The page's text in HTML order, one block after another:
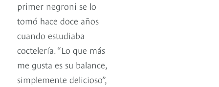
primer negroni se lo
tomó hace doce años
cuando estudiaba
coctelería. “Lo que más
me gusta es su balance,
simplemente delicioso”,